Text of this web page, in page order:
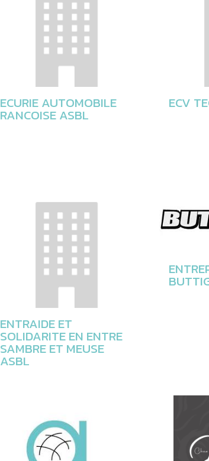
ECURIE AUTOMOBILE
RANCOISE ASBL
ECV
ENTRAIDE ET
SOLIDARITE EN ENTRE
SAMBRE ET MEUSE
ASBL